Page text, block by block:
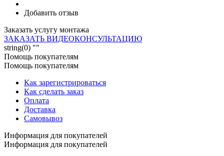
Добавить отзыв
Заказать услугу монтажа
ЗАКАЗАТЬ ВИДЕОКОНСУЛЬТАЦИЮ
string(0) ""
Помощь покупателям
Помощь покупателям
Как зарегистрироваться
Как сделать заказ
Оплата
Доставка
Самовывоз
Информация для покупателей
Информация для покупателей